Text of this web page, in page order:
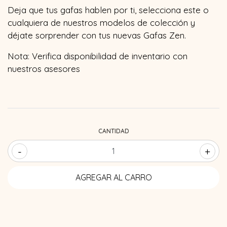
Deja que tus gafas hablen por ti, selecciona este o
cualquiera de nuestros modelos de colección y
déjate sorprender con tus nuevas Gafas Zen.
Nota: Verifica disponibilidad de inventario con
nuestros asesores
CANTIDAD
- +